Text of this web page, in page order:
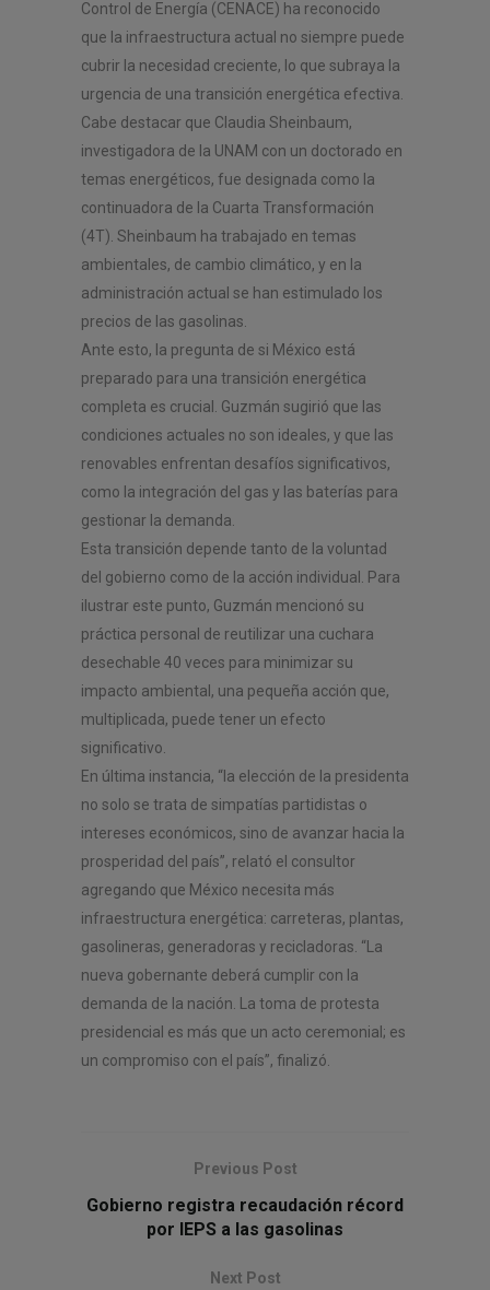
Control de Energía (CENACE) ha reconocido
que la infraestructura actual no siempre puede
cubrir la necesidad creciente, lo que subraya la
urgencia de una transición energética efectiva.
Cabe destacar que Claudia Sheinbaum,
investigadora de la UNAM con un doctorado en
temas energéticos, fue designada como la
continuadora de la Cuarta Transformación
(4T). Sheinbaum ha trabajado en temas
ambientales, de cambio climático, y en la
administración actual se han estimulado los
precios de las gasolinas.
Ante esto, la pregunta de si México está
preparado para una transición energética
completa es crucial. Guzmán sugirió que las
condiciones actuales no son ideales, y que las
renovables enfrentan desafíos significativos,
como la integración del gas y las baterías para
gestionar la demanda.
Esta transición depende tanto de la voluntad
del gobierno como de la acción individual. Para
ilustrar este punto, Guzmán mencionó su
práctica personal de reutilizar una cuchara
desechable 40 veces para minimizar su
impacto ambiental, una pequeña acción que,
multiplicada, puede tener un efecto
significativo.
En última instancia, “la elección de la presidenta
no solo se trata de simpatías partidistas o
intereses económicos, sino de avanzar hacia la
prosperidad del país”, relató el consultor
agregando que México necesita más
infraestructura energética: carreteras, plantas,
gasolineras, generadoras y recicladoras. “La
nueva gobernante deberá cumplir con la
demanda de la nación. La toma de protesta
presidencial es más que un acto ceremonial; es
un compromiso con el país”, finalizó.
Previous Post
Gobierno registra recaudación récord
por IEPS a las gasolinas
Next Post